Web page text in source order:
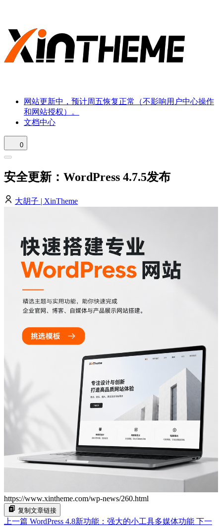
网站更新中，预计周五恢复正常（不影响用户中心操作
和网站授权）。
文档中心
0
安全更新：WordPress 4.7.5发布
大胡子 | XinTheme
https://www.xintheme.com/wp-news/260.html
复制文章链接
上一篇 WordPress 4.8新功能：强大的小工具多媒体功能 下一